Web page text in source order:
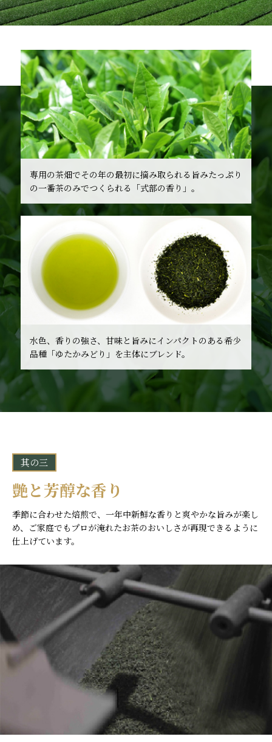
専用の茶畑でその年の最初に摘み取られる旨みたっぷり
の一番茶のみでつくられる「式部の香り」。
水色、香りの強さ、甘味と旨みにインパクトのある希少
品種「ゆたかみどり」を主体にブレンド。
其の三
艶と芳醇な香り
季節に合わせた焙煎で、一年中新鮮な香りと爽やかな旨みが楽し
め、ご家庭でもプロが淹れたお茶のおいしさが再現できるように
仕上げています。